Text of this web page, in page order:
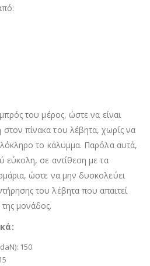
του μέρος, ώστε να είναι
πίνακα του λέβητα, χωρίς να
το κάλυμμα. Παρόλα αυτά,
εύκολη, σε αντίθεση με τα
ώστε να μην δυσκολεύει
του λέβητα που απαιτεί
μονάδος.
150